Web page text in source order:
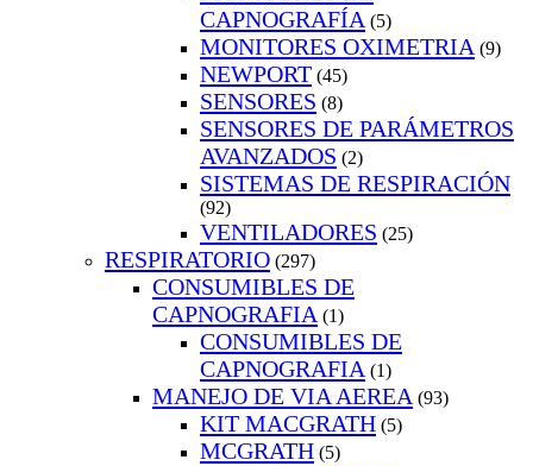
CAPNOGRAFÍA (5)
MONITORES OXIMETRIA (9)
NEWPORT (45)
SENSORES (8)
SENSORES DE PARÁMETROS
AVANZADOS (2)
SISTEMAS DE RESPIRACIÓN
(92)
VENTILADORES (25)
RESPIRATORIO (297)
CONSUMIBLES DE
CAPNOGRAFIA (1)
CONSUMIBLES DE
CAPNOGRAFIA (1)
MANEJO DE VIA AEREA (93)
KIT MACGRATH (5)
MCGRATH (5)